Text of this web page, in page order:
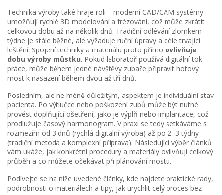
Technika výroby také hraje roli – moderní CAD/CAM systémy
umožňují rychlé 3D modelování a frézování, což může zkrátit
celkovou dobu až na několik dnů. Tradiční odlévání zlomkem
týdne je stále běžné, ale vyžaduje ruční úpravy a déle trvající
leštění. Spojení techniky a materiálu proto přímo ovlivňuje
dobu výroby můstku. Pokud laboratoř používá digitální tok
práce, může během jedné návštěvy zubaře připravit hotový
most k nasazení během dvou až tří dnů.
Posledním, ale ne méně důležitým, aspektem je individuální stav
pacienta. Po výtlučce nebo poškození zubů může být nutné
provést doplňující ošetření, jako je výplň nebo implantace, což
prodlužuje časový harmonogram. V praxi se tedy setkáváme s
rozmezím od 3 dnů (rychlá digitální výroba) až po 2–3 týdny
(tradiční metoda a komplexní příprava). Následující výběr článků
vám ukáže, jak konkrétní procedury a materiály ovlivňují celkový
průběh a co můžete očekávat při plánování mostu.
Podívejte se na níže uvedené články, kde najdete praktické rady,
podrobnosti o materiálech a tipy, jak urychlit celý proces bez